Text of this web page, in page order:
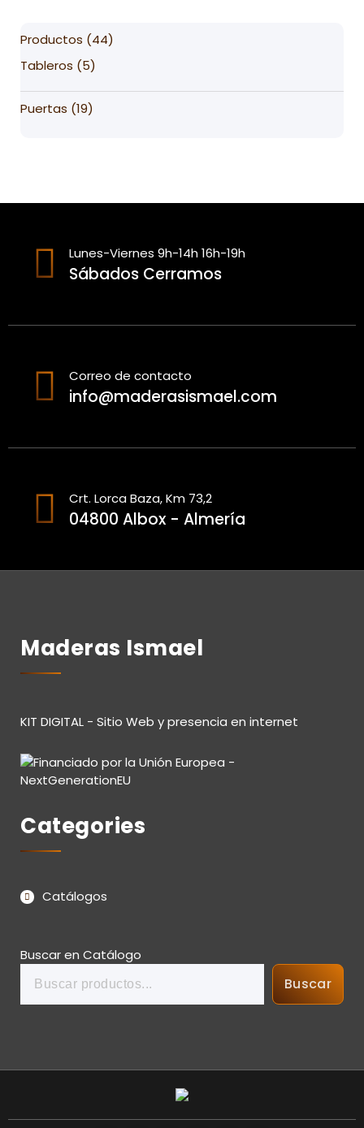
Productos 4444
Tableros 55
Puertas 1919
Lunes-Viernes 9h-14h 16h-19h
Sábados Cerramos
Correo de contacto
info@maderasismael.com
Crt. Lorca Baza, Km 73,2
04800 Albox - Almería
Maderas Ismael
KIT DIGITAL - Sitio Web y presencia en internet
Categories
Catálogos
Buscar en Catálogo
Buscar